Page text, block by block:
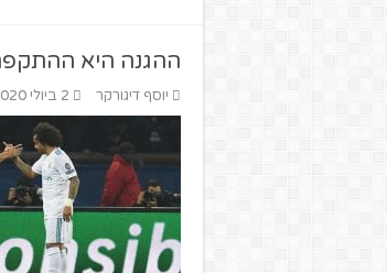
ההגנה היא
יוסף דיגורקר 2 ביולי 2020